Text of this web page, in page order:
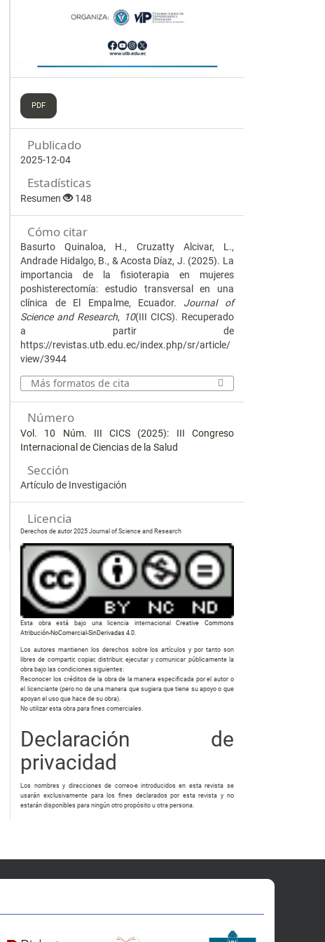
PDF
Publicado
2025-12-04
Estadísticas
Resumen 148
Cómo citar
Basurto Quinaloa, H., Cruzatty Alcivar, L.,
Andrade Hidalgo, B., & Acosta Díaz, J. (2025). La
importancia de la fisioterapia en mujeres
poshisterectomía: estudio transversal en una
clínica de El Empalme, Ecuador. Journal of
Science and Research, 10(III CICS). Recuperado
a partir de
https://revistas.utb.edu.ec/index.php/sr/article/
view/3944
Más formatos de cita
Número
Vol. 10 Núm. III CICS (2025): III Congreso
Internacional de Ciencias de la Salud
Sección
Artículo de Investigación
Licencia
Derechos de autor 2025 Journal of Science and Research
Esta obra está bajo una licencia internacionalCreative Commons
Atribución-NoComercial-SinDerivadas 4.0
Los autores mantienen los derechos sobre los artículos y por tanto son
libres de compartir, copiar, distribuir, ejecutar y comunicar públicamente la
obra bajo las condiciones siguientes:
Reconocer los créditos de la obra de la manera especificada por el autor o
el licenciante (pero no de una manera que sugiera que tiene su apoyo o que
apoyan el uso que hace de su obra).
No utilizar esta obra para fines comerciales.
Declaración de
privacidad
Los nombres y direcciones de correo-e introducidos en esta revista se
usarán exclusivamente para los fines declarados por esta revista y no
estarán disponibles para ningún otro propósito u otra persona.